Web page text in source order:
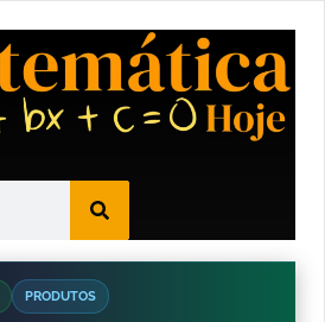
PRODUTOS